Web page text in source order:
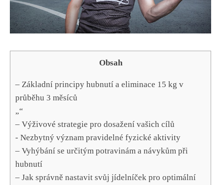
Obsah
– Základní principy hubnutí a eliminace 15 ‍kg v
průběhu 3 měsíců
„“
– ⁣Výživové strategie pro dosažení vašich cílů
-‍ Nezbytný význam pravidelné fyzické aktivity
– Vyhýbání se určitým potravinám a návykům‍ při
hubnutí
– Jak správně nastavit svůj jídelníček pro optimální